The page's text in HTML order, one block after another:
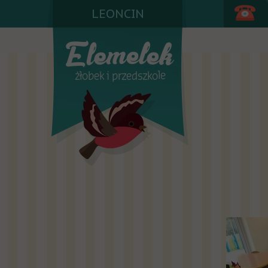
LEONCIN